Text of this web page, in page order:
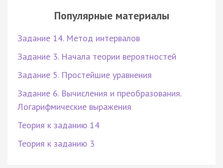
Популярные материалы
Задание 14. Метод интервалов
Задание 3. Начала теории вероятностей
Задание 5. Простейшие уравнения
Задание 6. Вычисления и преобразования.
Логарифмические выражения
Теория к заданию 14
Теория к заданию 3